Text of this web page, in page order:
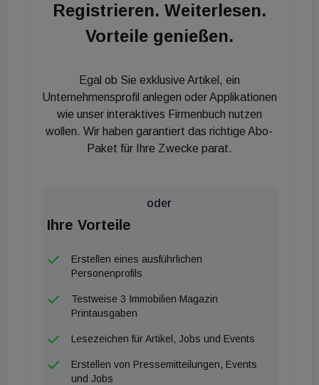
der Shutdown bei vielen Menschen den Blick auf die
eigene Wohnsituation geschärft, so dass sie ihre
Zudem eignen sich gerade Wohnimmobilien zur
Eigennutzung als Absicherung im Alter. „Derzeit
haben wir 21 Immobilien in der Vermarktung und
merken hier die extrem große Nachfrage“, führt
Tolle aus. „Gerade in einer solchen Phase ist eine
Registrieren. Weiterlesen.
Vorteile genießen.
Egal ob Sie exklusive Artikel, ein
Unternehmensprofil anlegen oder Applikationen
wie unser interaktives Firmenbuch nutzen
wollen. Wir haben garantiert das richtige Abo-
Paket für Ihre Zwecke parat.
oder
Ihre Vorteile
Erstellen eines ausführlichen
Personenprofils
Testweise 3 Immobilien Magazin
Printausgaben
Lesezeichen für Artikel, Jobs und Events
Erstellen von Pressemitteilungen, Events
und Jobs